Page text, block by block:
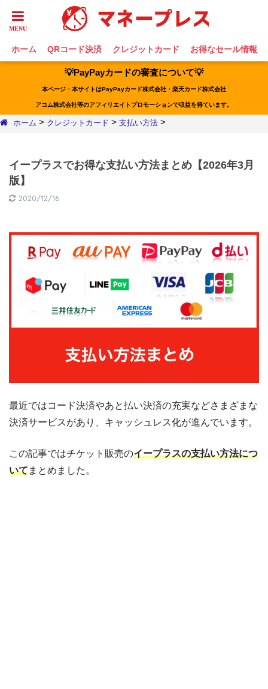
ホーム QRコード決済 クレジットカード お得なセール情報
💡PayPayカードの審査について💡
本ページ・本サイトはPayPayカード株式会社・楽天カード株式会社
アコム株式会社等のアフィリエイトプロモーションで収益を得ています。
ホーム > クレジットカード > 支払い方法 >
イープラスでお得な支払い方法まとめ【2026年3月
版】
2020/12/16
最近ではコード決済やあと払い決済の充実などさまざまな
決済サービスがあり、キャッシュレス化が進んでいます。
この記事ではチケット販売のイープラスの支払い方法につ
いてまとめました。